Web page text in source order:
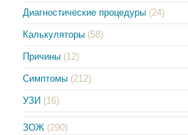
Диагностические процедуры (24)
Калькуляторы (58)
Причины (12)
Симптомы (212)
УЗИ (16)
ЗОЖ (290)